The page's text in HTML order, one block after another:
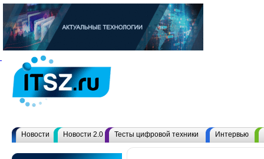
Новости Новости 2.0 Тесты цифровой техники Интервью